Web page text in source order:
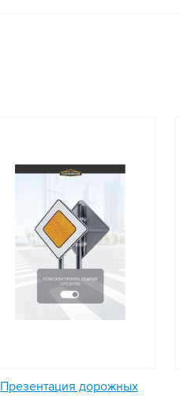
Презентация дорожных